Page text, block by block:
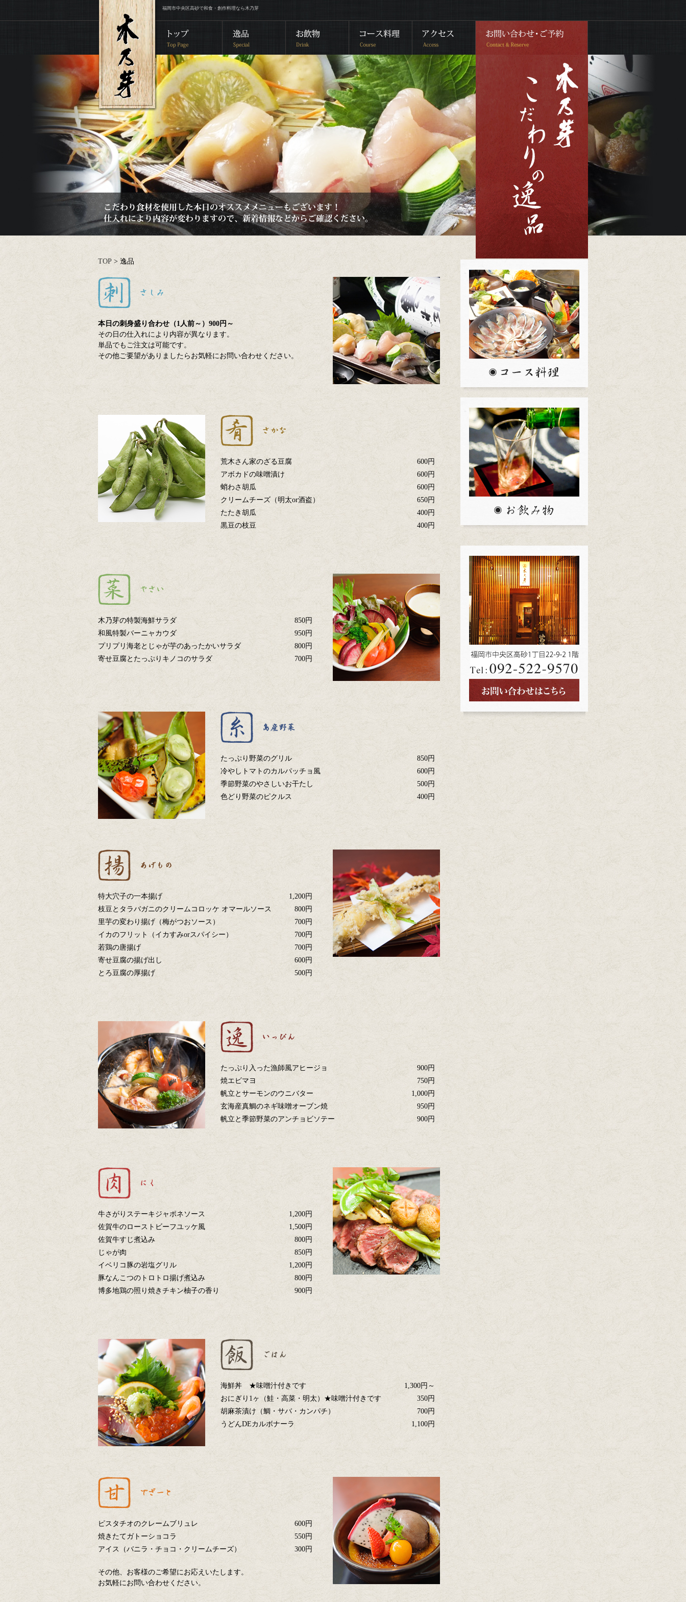
福岡市中央区高砂で和食・創作料理なら木乃芽
TOP > 逸品
本日の刺身盛り合わせ（1人前～）900円～
その日の仕入れにより内容が異なります。
単品でもご注文は可能です。
その他ご要望がありましたらお気軽にお問い合わせください。
荒木さん家のざる豆腐
600円
アボカドの味噌漬け
600円
蛸わさ胡瓜
600円
クリームチーズ（明太or酒盗）
650円
たたき胡瓜
400円
黒豆の枝豆
400円
木乃芽の特製海鮮サラダ
850円
和風特製バーニャカウダ
950円
プリプリ海老とじゃが芋のあったかいサラダ
800円
寄せ豆腐とたっぷりキノコのサラダ
700円
たっぷり野菜のグリル
850円
冷やしトマトのカルパッチョ風
600円
季節野菜のやさしいお干たし
500円
色どり野菜のピクルス
400円
特大穴子の一本揚げ
1,200円
枝豆とタラバガニのクリームコロッケ オマールソース
800円
里芋の変わり揚げ（梅がつおソース）
700円
イカのフリット（イカすみorスパイシー）
700円
若鶏の唐揚げ
700円
寄せ豆腐の揚げ出し
600円
とろ豆腐の厚揚げ
500円
たっぷり入った漁師風アヒージョ
900円
焼エビマヨ
750円
帆立とサーモンのウニバター
1,000円
玄海産真鯛のネギ味噌オーブン焼
950円
帆立と季節野菜のアンチョビソテー
900円
牛さがりステーキジャポネソース
1,200円
佐賀牛のローストビーフユッケ風
1,500円
佐賀牛すじ煮込み
800円
じゃが肉
850円
イベリコ豚の岩塩グリル
1,200円
豚なんこつのトロトロ揚げ煮込み
800円
博多地鶏の照り焼きチキン柚子の香り
900円
海鮮丼 ★味噌汁付きです
1,300円～
おにぎり1ヶ（鮭・高菜・明太）★味噌汁付きです
350円
胡麻茶漬け（鯛・サバ・カンパチ）
700円
うどんDEカルボナーラ
1,100円
ピスタチオのクレームブリュレ
600円
焼きたてガトーショコラ
550円
アイス（バニラ・チョコ・クリームチーズ）
300円
その他、お客様のご希望にお応えいたします。
お気軽にお問い合わせください。